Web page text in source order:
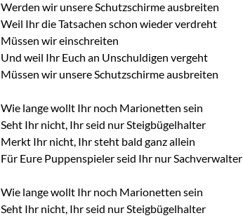
Werden wir unsere Schutzschirme ausbreiten
Weil Ihr die Tatsachen schon wieder verdreht
Müssen wir einschreiten
Und weil Ihr Euch an Unschuldigen vergeht
Müssen wir unsere Schutzschirme ausbreiten
Wie lange wollt Ihr noch Marionetten sein
Seht Ihr nicht, Ihr seid nur Steigbügelhalter
Merkt Ihr nicht, Ihr steht bald ganz allein
Für Eure Puppenspieler seid Ihr nur Sachverwalter
Wie lange wollt Ihr noch Marionetten sein
Seht Ihr nicht, Ihr seid nur Steigbügelhalter